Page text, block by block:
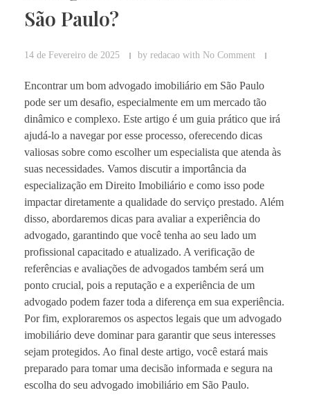
São Paulo?
14 de Fevereiro de 2025 by redacao with No Comment
Encontrar um bom advogado imobiliário em São Paulo
pode ser um desafio, especialmente em um mercado tão
dinâmico e complexo. Este artigo é um guia prático que irá
ajudá-lo a navegar por esse processo, oferecendo dicas
valiosas sobre como escolher um especialista que atenda às
suas necessidades. Vamos discutir a importância da
especialização em Direito Imobiliário e como isso pode
impactar diretamente a qualidade do serviço prestado. Além
disso, abordaremos dicas para avaliar a experiência do
advogado, garantindo que você tenha ao seu lado um
profissional capacitado e atualizado. A verificação de
referências e avaliações de advogados também será um
ponto crucial, pois a reputação e a experiência de um
advogado podem fazer toda a diferença em sua experiência.
Por fim, exploraremos os aspectos legais que um advogado
imobiliário deve dominar para garantir que seus interesses
sejam protegidos. Ao final deste artigo, você estará mais
preparado para tomar uma decisão informada e segura na
escolha do seu advogado imobiliário em São Paulo.